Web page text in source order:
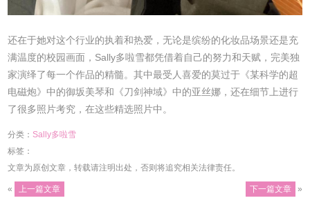
还在于她对这个行业的执着和热爱，无论是缤纷的化妆品场景还是充
满温度的校园画面，Sally多啦雪都凭借着自己的努力和天赋，完美独
家演绎了每一个作品的精髓。其中最受人喜爱的莫过于《某科学的超
电磁炮》中的御坂美琴和《刀剑神域》中的亚丝娜，还在细节上进行
了很多照片考究，在这些精选照片中。
分类： Sally多啦雪
标签：
文章为原创文章，转载请注明出处，否则将追究相关法律责任。
« 上一篇文章 下一篇文章 »